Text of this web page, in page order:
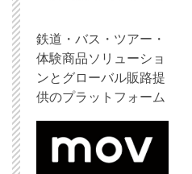
鉄道・バス・ツアー・
体験商品ソリューショ
ンとグローバル販路提
供のプラットフォーム